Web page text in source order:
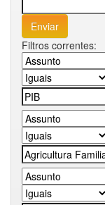
Filtros correntes: